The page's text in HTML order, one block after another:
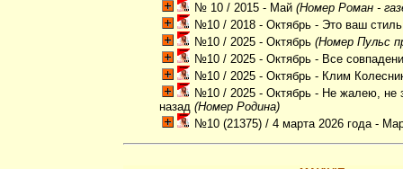
№ 10 / 2015 - Май (Номер Роман -
№10 / 2018 - Октябрь - Это ваш
№10 / 2025 - Октябрь (Номер Пульс
№10 / 2025 - Октябрь - Все
№10 / 2025 - Октябрь - Клим
№10 / 2025 - Октябрь - Не жалею, не
назад (Номер Родина)
№10 (21375) / 4 марта 2026 года -